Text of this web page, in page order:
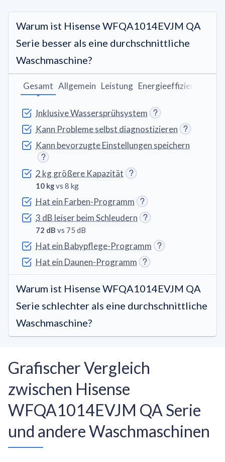
Warum ist Hisense WFQA1014EVJM QA
Serie besser als eine durchschnittliche
Waschmaschine?
Inklusive Wassersprühsystem
Kann Probleme selbst diagnostizieren
Kann bevorzugte Einstellungen speichern
2 kg größere Kapazität
10 kgvs 8 kg
Hat ein Farben-Programm
3 dB leiser beim Schleudern
72 dB vs 75 dB
Hat ein Babypflege-Programm
Hat ein Daunen-Programm
Gesamt Allgemein Leistung Energieeffizienz
Warum ist Hisense WFQA1014EVJM QA
Serie schlechter als eine durchschnittliche
Waschmaschine?
Grafischer Vergleich
zwischen Hisense
WFQA1014EVJM QA Serie
und andere Waschmaschinen